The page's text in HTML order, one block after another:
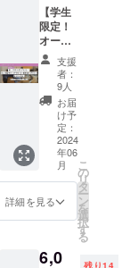
【学生
限定！
オープ
ニング
イベン
ト！
ローカ
ルキャ
リアサ
ミット
お手伝
いプラ
ン！ま
かない
付
き！】
ルで頑
支援
者：
9人
お届
け予
定：
2024
年06
月
詳細を見る
こ
の
リ
タ
ー
ン
を
選
択
す
る
6,0 残り14